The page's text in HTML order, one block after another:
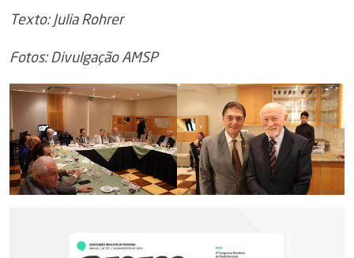
Texto: Julia Rohrer
Fotos: Divulgação AMSP